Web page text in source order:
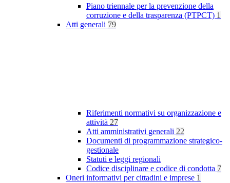
Piano triennale per la prevenzione della
corruzione e della trasparenza (PTPCT) 1
Atti generali 79
Riferimenti normativi su organizzazione e
attività 27
Atti amministrativi generali 22
Documenti di programmazione strategico-
gestionale
Statuti e leggi regionali
Codice disciplinare e codice di condotta 7
Oneri informativi per cittadini e imprese 1